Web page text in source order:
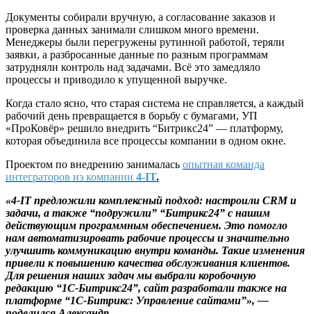
Документы собирали вручную, а согласование заказов и
проверка данных занимали слишком много времени.
Менеджеры были перегружены рутинной работой, теряли
заявки, а разбросанные данные по разным программам
затрудняли контроль над задачами. Всё это замедляло
процессы и приводило к упущенной выручке.
Когда стало ясно, что старая система не справляется, а каждый
рабочий день превращается в борьбу с бумагами, УП
«ПроКовёр» решило внедрить “Битрикс24” — платформу,
которая объединила все процессы компании в одном окне.
Проектом по внедрению занималась опытная команда
интеграторов из компании 4-IT.
«4-IT предложили комплексный подход: настроили CRM и
задачи, а также “подружили” “Битрикс24” с нашим
действующим программным обеспечением. Это помогло
нам автоматизировать рабочие процессы и значительно
улучшить коммуникацию внутри команды. Такие изменения
привели к повышению качества обслуживания клиентов.
Для решения наших задач мы выбрали коробочную
редакцию “1С-Битрикс24”, сайт разработали также на
платформе “1С-Битрикс: Управление сайтами”», —